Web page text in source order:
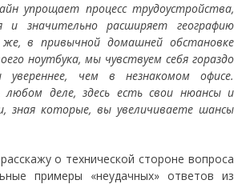
упрощает процесс трудоустройства,
и значительно расширяет географию
в привычной домашней обстановке
ноутбука, мы чувствуем себя гораздо
увереннее, чем в незнакомом офисе.
деле, здесь есть свои нюансы и
зная которые, вы увеличиваете шансы
о технической стороне вопроса
примеры «неудачных» ответов из